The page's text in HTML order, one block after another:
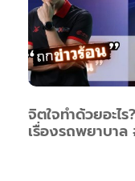
จิตใจทำด้วยอะไ
เรื่องรถพยาบา